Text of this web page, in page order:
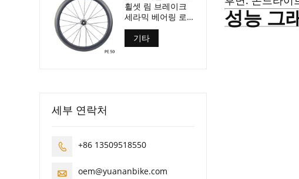
성능 그
휠셋 림 브레이크
세라믹 베어링 로
드 바이크 휠셋
기타
세부 연락처
 +86 13509518550
 oem@yuananbike.com